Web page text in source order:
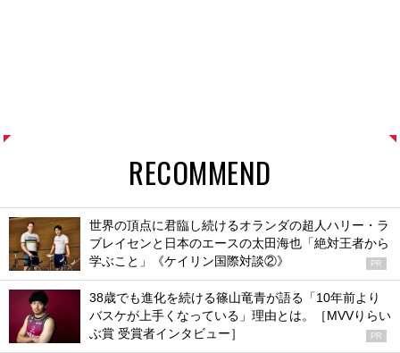
RECOMMEND
世界の頂点に君臨し続けるオランダの超人ハリー・ラ
ブレイセンと日本のエースの太田海也「絶対王者から
学ぶこと」《ケイリン国際対談②》
PR
38歳でも進化を続ける篠山竜青が語る「10年前より
バスケが上手くなっている」理由とは。［MVVりらい
ぶ賞 受賞者インタビュー］
PR